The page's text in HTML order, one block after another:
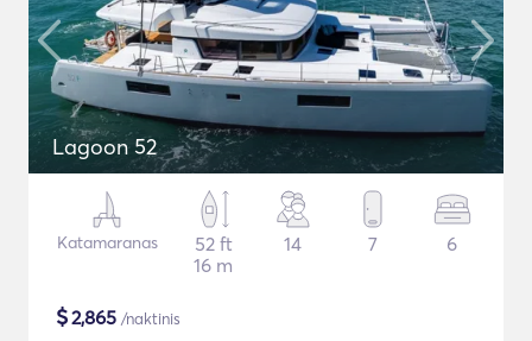
Lagoon 52
Katamaranas
52 ft
16 m
14 7 6
$2,865 /naktinis